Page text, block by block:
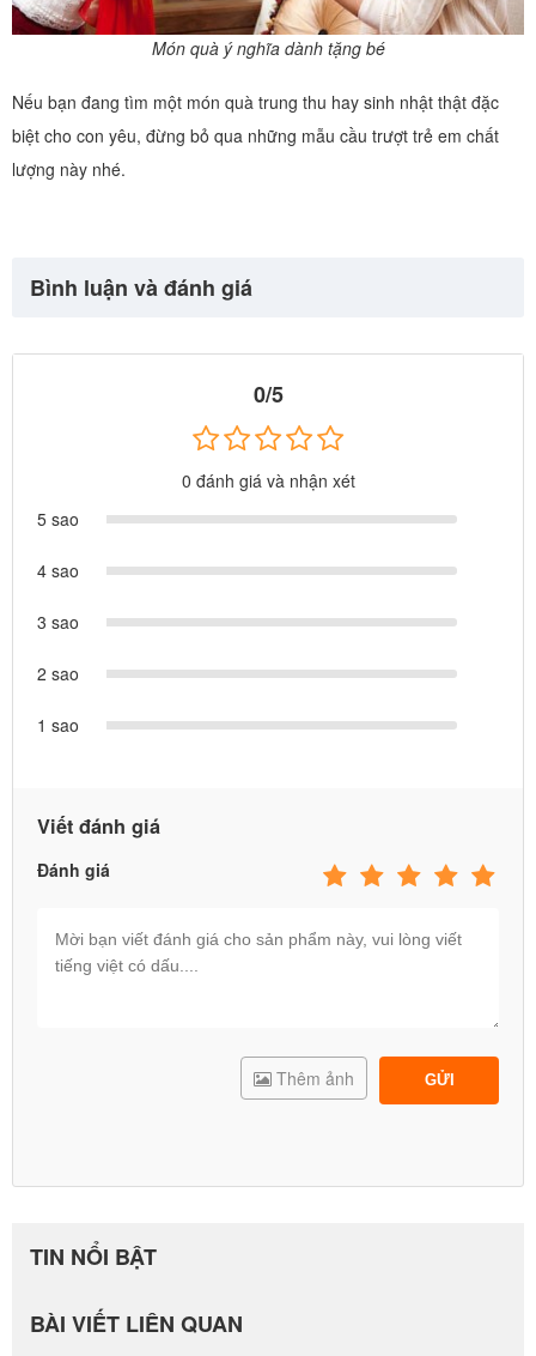
Món quà ý nghĩa dành tặng bé
Nếu bạn đang tìm một món quà trung thu hay sinh nhật thật đặc
biệt cho con yêu, đừng bỏ qua những mẫu cầu trượt trẻ em chất
lượng này nhé.
Bình luận và đánh giá
0/5
0 đánh giá và nhận xét
5 sao
4 sao
3 sao
2 sao
1 sao
Viết đánh giá
Đánh giá
GỬI
Thêm ảnh
TIN NỔI BẬT
BÀI VIẾT LIÊN QUAN